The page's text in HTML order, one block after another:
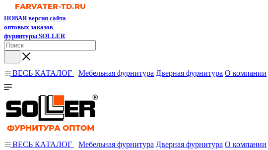
НОВАЯ версия сайта
оптовых заказов
фурнитуры SOLLER
ВЕСЬ КАТАЛОГ Мебельная фурнитура Дверная фурнитура О компании
ВЕСЬ КАТАЛОГ Мебельная фурнитура Дверная фурнитура О компании